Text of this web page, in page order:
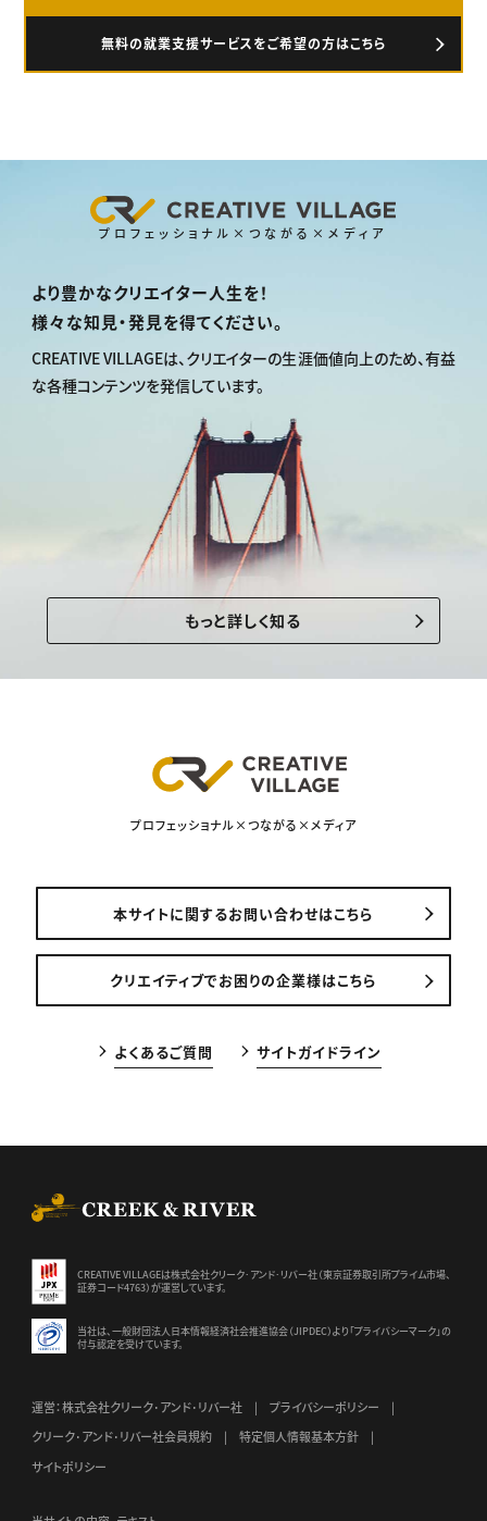
無料の就業支援サービスをご希望の方はこちら
プロフェッショナル×つながる×メディア
より豊かなクリエイター人生を！
様々な知見・発見を得てください。
CREATIVE VILLAGEは、 クリエイターの生涯価値向上のため、有益
な各種コンテンツを発信しています。
もっと詳しく知る
プロフェッショナル×つながる×メディア
本サイトに関するお問い合わせはこちら
クリエイティブでお困りの企業様はこちら
よくあるご質問 サイトガイドライン
CREATIVE VILLAGEは株式会社クリーク･アンド･リバー社（東京証券取引所プライム市場、
証券コード4763）が運営しています。
当社は、一般財団法人日本情報経済社会推進協会（JIPDEC）より 「プライバシーマーク」の
付与認定を受けています。
運営：株式会社クリーク･アンド･リバー社
プライバシーポリシー
クリーク･アンド･リバー社会員規約
特定個人情報基本方針
サイトポリシー